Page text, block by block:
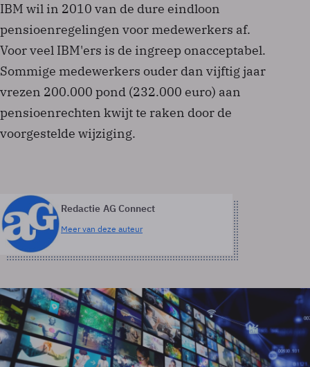
IBM wil in 2010 van de dure eindloon
pensioenregelingen voor medewerkers af.
Voor veel IBM'ers is de ingreep onacceptabel.
Sommige medewerkers ouder dan vijftig jaar
vrezen 200.000 pond (232.000 euro) aan
pensioenrechten kwijt te raken door de
voorgestelde wijziging.
Redactie AG Connect
Meer van deze auteur